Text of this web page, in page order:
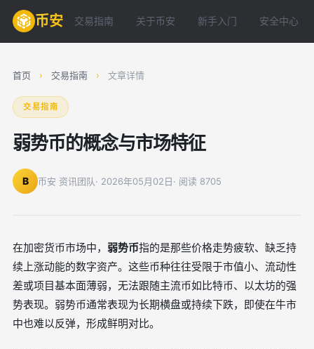
币安 交易指南 关于币安 新手入门 安全中心
首页 › 交易指南 › 文章详情
交易指南
弱势币的概念与市场特征
B 币安 资讯团队· 2026年05月02日· 阅读 8705
在加密货币市场中， 弱势币指的是那些价格走势疲软、缺乏持
续上涨动能的数字资产。这些币种往往受限于市值小、流动性
差或项目基本面薄弱，无法跟随主流币如比特币、以太坊的强
势表现。弱势币通常表现为长期横盘或持续下跌，即使在牛市
中也难以反弹，形成鲜明对比。